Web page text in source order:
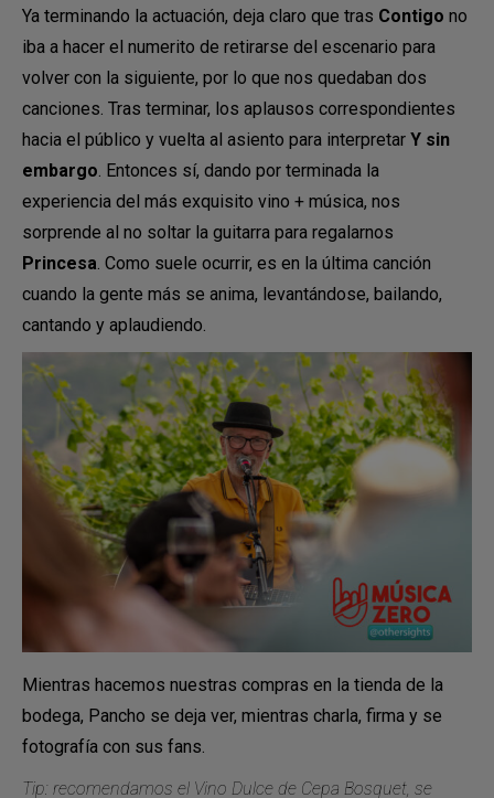
Ya terminando la actuación, deja claro que tras Contigo no
iba a hacer el numerito de retirarse del escenario para
volver con la siguiente, por lo que nos quedaban dos
canciones. Tras terminar, los aplausos correspondientes
hacia el público y vuelta al asiento para interpretar Y sin
embargo. Entonces sí, dando por terminada la
experiencia del más exquisito vino + música, nos
sorprende al no soltar la guitarra para regalarnos
Princesa. Como suele ocurrir, es en la última canción
cuando la gente más se anima, levantándose, bailando,
cantando y aplaudiendo.
Mientras hacemos nuestras compras en la tienda de la
bodega, Pancho se deja ver, mientras charla, firma y se
fotografía con sus fans.
Tip: recomendamos el Vino Dulce de Cepa Bosquet, se